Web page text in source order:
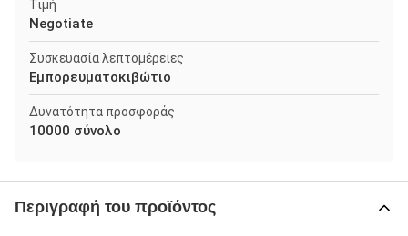
Τιμή
Negotiate
Συσκευασία λεπτομέρειες
Εμπορευματοκιβώτιο
Δυνατότητα προσφοράς
10000 σύνολο
Περιγραφή του προϊόντος